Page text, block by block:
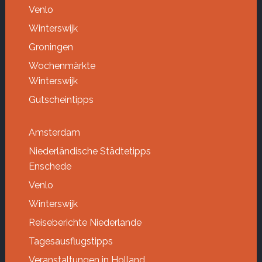
Venlo
Winterswijk
Groningen
Wochenmärkte
Winterswijk
Gutscheintipps
Amsterdam
Niederländische Städtetipps
Enschede
Venlo
Winterswijk
Reiseberichte Niederlande
Tagesausflugstipps